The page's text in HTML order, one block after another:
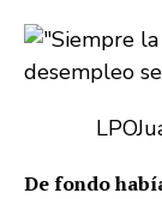
LPO
De fondo